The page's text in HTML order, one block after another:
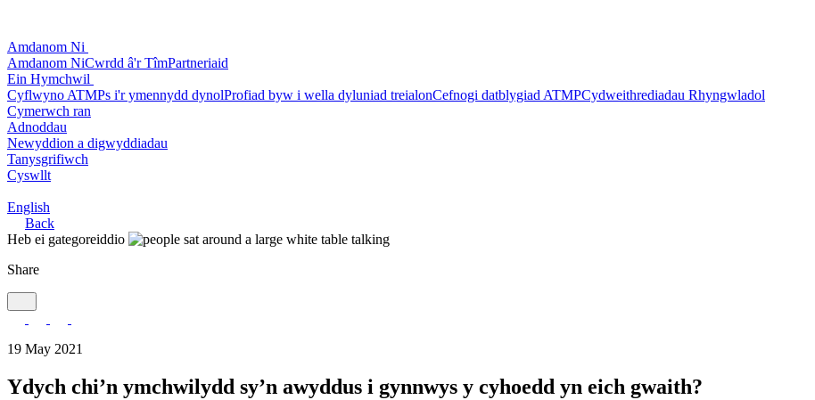
Amdanom Ni
Amdanom NiCwrdd â'r TîmPartneriaid
Ein Hymchwil
Cyflwyno ATMPs i'r ymennydd dynolProfiad byw i wella dyluniad treialonCefnogi datblygiad ATMPCydweithrediadau Rhyngwladol
Cymerwch ran
Adnoddau
Newyddion a digwyddiadau
Tanysgrifiwch
Cyswllt
English
Back
Heb ei gategoreiddio
Share
19 May 2021
Ydych chi’n ymchwilydd sy’n awyddus i gynnwys y cyhoedd yn eich gwaith?